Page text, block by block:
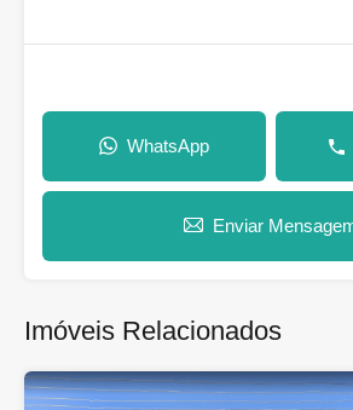
WhatsApp
Enviar
Imóveis Relacionados